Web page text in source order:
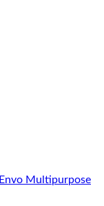
Envo Multipurpose